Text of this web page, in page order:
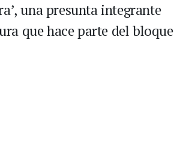
una presunta integrante
que hace parte del bloque